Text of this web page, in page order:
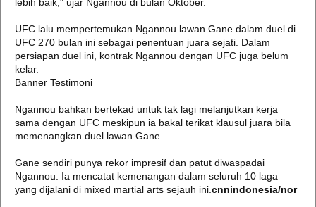
UFC lalu mempertemukan Ngannou lawan Gane dalam duel di
UFC 270 bulan ini sebagai penentuan juara sejati. Dalam
persiapan duel ini, kontrak Ngannou dengan UFC juga belum
kelar.
Banner Testimoni
Ngannou bahkan bertekad untuk tak lagi melanjutkan kerja
sama dengan UFC meskipun ia bakal terikat klausul juara bila
memenangkan duel lawan Gane.
Gane sendiri punya rekor impresif dan patut diwaspadai
Ngannou. Ia mencatat kemenangan dalam seluruh 10 laga
yang dijalani di mixed martial arts sejauh ini. cnnindonesia/nor